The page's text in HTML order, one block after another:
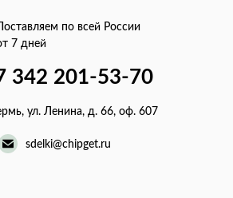
по всей России
7 дней
342 201-53-70
ул. Ленина, д. 66, оф. 607
sdelki@chipget.ru